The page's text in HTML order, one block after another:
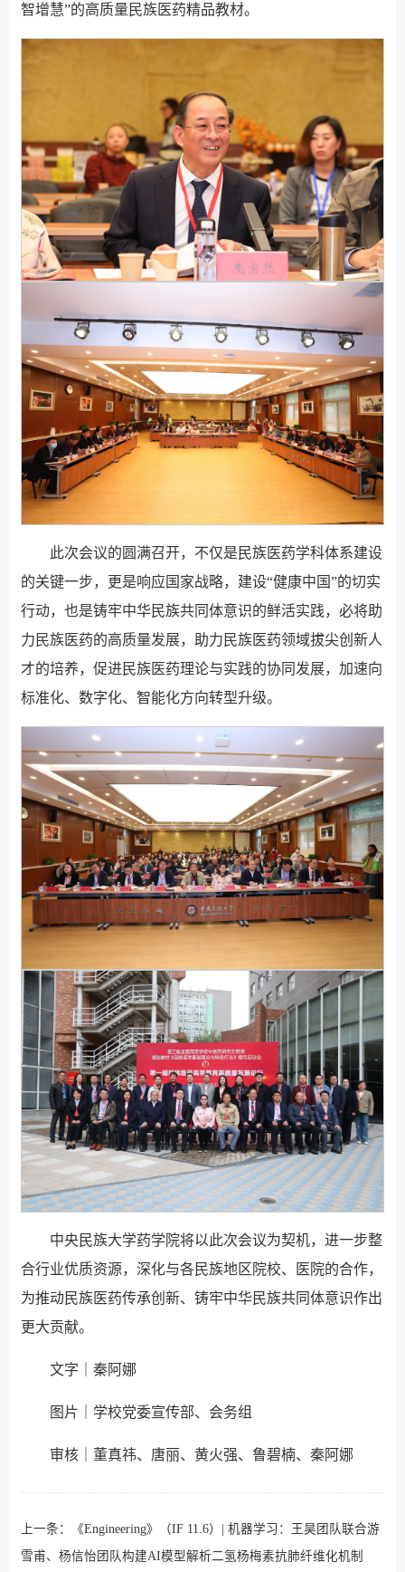
智增慧”的高质量民族医药精品教材。
此次会议的圆满召开，不仅是民族医药学科体系建设
的关键一步，更是响应国家战略，建设“健康中国”的切实
行动，也是铸牢中华民族共同体意识的鲜活实践，必将助
力民族医药的高质量发展，助力民族医药领域拔尖创新人
才的培养，促进民族医药理论与实践的协同发展，加速向
标准化、数字化、智能化方向转型升级。
中央民族大学药学院将以此次会议为契机，进一步整
合行业优质资源，深化与各民族地区院校、医院的合作，
为推动民族医药传承创新、铸牢中华民族共同体意识作出
更大贡献。
文字｜秦阿娜
图片｜学校党委宣传部、会务组
审核｜董真祎、唐丽、黄火强、鲁碧楠、秦阿娜
上一条：
《Engineering》（IF 11.6）| 机器学习：王昊团队联合游
雪甫、杨信怡团队构建AI模型解析二氢杨梅素抗肺纤维化机制